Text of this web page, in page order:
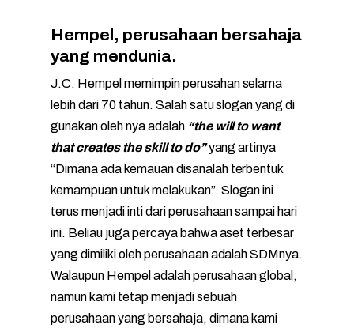
Hempel, perusahaan bersahaja
yang mendunia.
J.C. Hempel memimpin perusahan selama
lebih dari 70 tahun. Salah satu slogan yang di
gunakan oleh nya adalah “the will to want
that creates the skill to do”yang artinya
“Dimana ada kemauan disanalah terbentuk
kemampuan untuk melakukan”. Slogan ini
terus menjadi inti dari perusahaan sampai hari
ini. Beliau juga percaya bahwa aset terbesar
yang dimiliki oleh perusahaan adalah SDMnya.
Walaupun Hempel adalah perusahaan global,
namun kami tetap menjadi sebuah
perusahaan yang bersahaja, dimana kami